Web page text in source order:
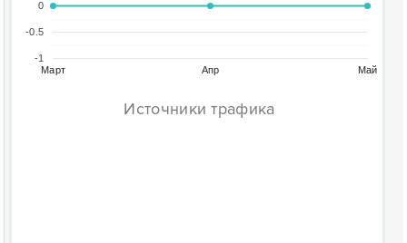
Март Апр Май
-1
-0.5
0
Источники трафика